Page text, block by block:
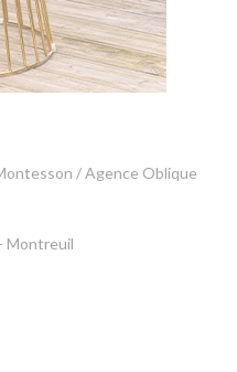
/ Agence Oblique
Montreuil